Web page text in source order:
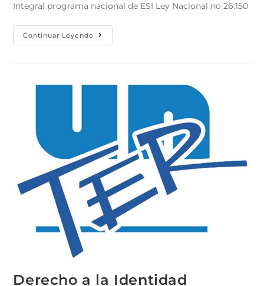
Integral programa nacional de ESI Ley Nacional no 26.150
Continuar Leyendo
Derecho a la Identidad